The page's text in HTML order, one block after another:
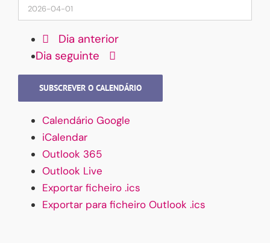
Dia anterior
Dia seguinte
SUBSCREVER O CALENDÁRIO
Calendário Google
iCalendar
Outlook 365
Outlook Live
Exportar ficheiro .ics
Exportar para ficheiro Outlook .ics